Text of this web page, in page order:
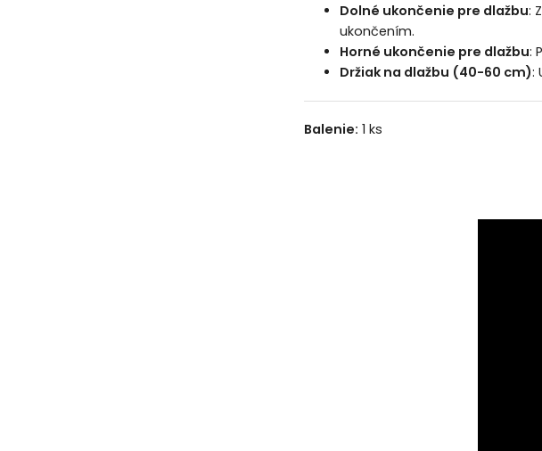
Dolné ukončenie pre dlažbu:
ukončením.
Horné ukončenie pre dlažbu:
Držiak na dlažbu (40-60 cm):
Balenie: 1 ks